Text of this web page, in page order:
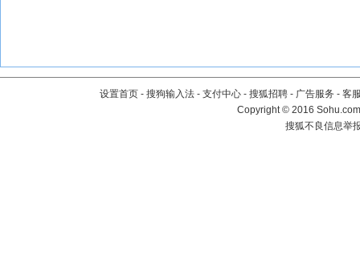
设置首页 - 搜狗输入法 - 支付中心 - 搜狐招聘 - 广告服务 - 客
Copyright©2016
搜狐不良信息举